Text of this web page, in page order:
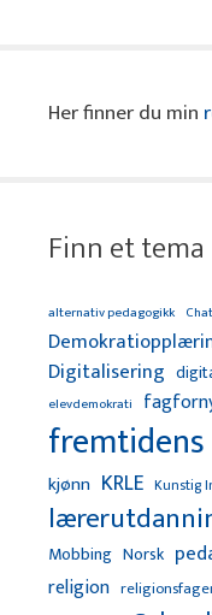
Her finner du min
Finn et tema
alternativ pedagogikk
Digitalisering
elevdemokrati
fremtidens
kjønn KRLE Kunstig
Mobbing Norsk
religion